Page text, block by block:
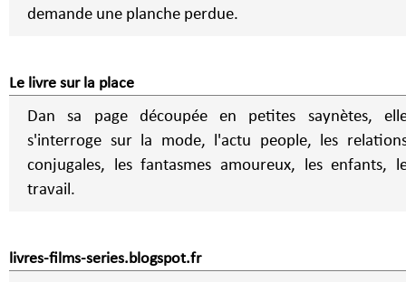
demande une planche perdue.
Le livre sur la place
Dan sa page découpée en petites saynètes,
s'interroge sur la mode, l'actu people, les
conjugales, les fantasmes amoureux, les enfants,
travail.
livres-films-series.blogspot.fr